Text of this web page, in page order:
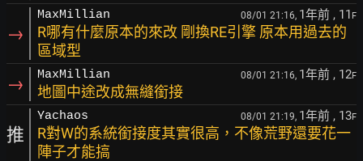
→
MaxMillian 08/01 21:16, 1年前 , 11 F
R哪有什麼原本的來改 剛換RE引擎 原本用過去的
區域型
→ MaxMillian 08/01 21:16, 1年前 , 12F
地圖中途改成無縫銜接
推
Yachaos 08/01 21:19, 1年前 , 13F
R對W的系統銜接度其實很高，不像荒野還要花一
陣子才能搞